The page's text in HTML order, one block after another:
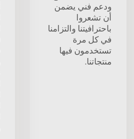
ودعم فني يضمن
أن تشعروا
باحترافيتنا والتزامنا
في كل مرة
تستخدمون فيها
منتجاتنا.